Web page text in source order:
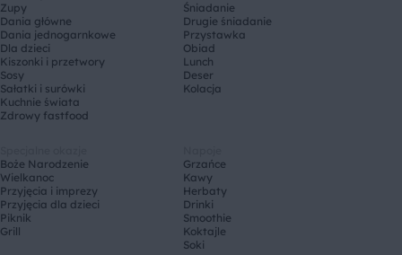
Zupy
Dania główne
Dania jednogarnkowe
Dla dzieci
Kiszonki i przetwory
Sosy
Sałatki i surówki
Kuchnie świata
Zdrowy fastfood
Śniadanie
Drugie śniadanie
Przystawka
Obiad
Lunch
Deser
Kolacja
Boże Narodzenie
Wielkanoc
Przyjęcia i imprezy
Przyjęcia dla dzieci
Piknik
Grill
Grzańce
Kawy
Herbaty
Drinki
Smoothie
Koktajle
Soki